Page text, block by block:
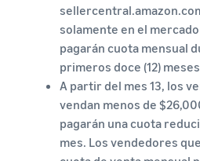
solamente en el
pagarán cuota mensual
primeros doce (12)
A partir del mes 13, los
vendan menos de
pagarán una cuota
mes. Los vendedores